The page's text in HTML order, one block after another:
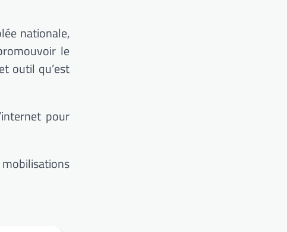
nationale,
le
outil qu’est
pour